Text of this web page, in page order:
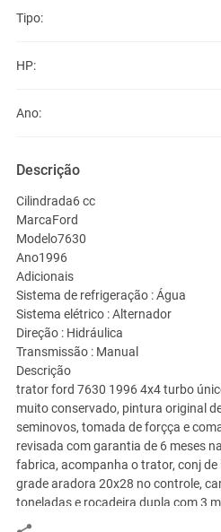
Tipo:
HP:
Ano:
Descrição
Cilindrada6 cc
MarcaFord
Modelo7630
Ano1996
Adicionais
Sistema de refrigeração : Água
Sistema elétrico : Alternador
Direção : Hidráulica
Transmissão : Manual
Descrição
trator ford 7630 1996 4x4 turbo
muito conservado, pintura original
seminovos, tomada de forçça e
revisada com garantia de 6 meses
fabrica, acompanha o trator, conj de
grade aradora 20x28 no controle,
toneladas e rocadeira dupla com 3
equipamento ávista r$ 30.000,00